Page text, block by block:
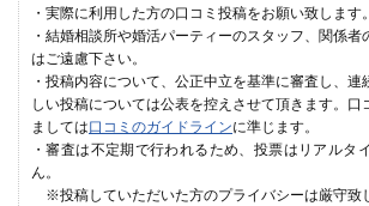
・実際に利用した方の口コミ投稿をお願い致します。
・結婚相談所や婚活パーティーのスタッフ、関係
はご遠慮下さい。
・投稿内容について、公正中立を基準に審査し、
しい投稿については公表を控えさせて頂きます。口
ましては口コミのガイドラインに準じます。
・審査は不定期で行われるため、投票はリアルタ
ん。
※投稿していただいた方のプライバシーは厳守致